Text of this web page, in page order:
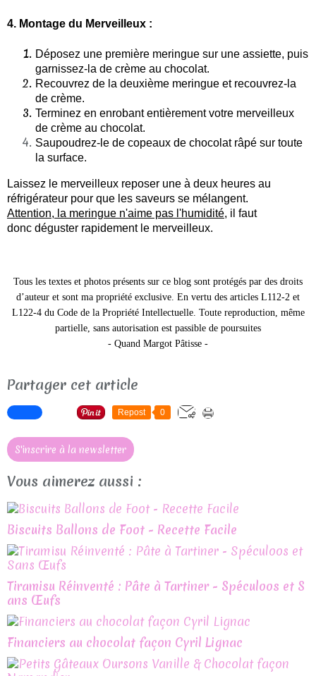
4. Montage du Merveilleux :
Déposez une première meringue sur une assiette, puis
garnissez-la de crème au chocolat.
Recouvrez de la deuxième meringue et recouvrez-la
de crème.
Terminez en enrobant entièrement votre merveilleux
de crème au chocolat.
Saupoudrez-le de copeaux de chocolat râpé sur toute
la surface.
Laissez le merveilleux reposer une à deux heures au
réfrigérateur pour que les saveurs se mélangent.
Attention, la meringue n'aime pas l'humidité, il faut
donc déguster rapidement le merveilleux.
Tous les textes et photos présents sur ce blog sont protégés par des droits
d’auteur et sont ma propriété exclusive. En vertu des articles L112-2 et
L122-4 du Code de la Propriété Intellectuelle. Toute reproduction, même
partielle, sans autorisation est passible de poursuites
- Quand Margot Pâtisse -
Partager cet article
Repost 0
S'inscrire à la newsletter
Vous aimerez aussi :
Biscuits Ballons de Foot - Recette Facile
Tiramisu Réinventé : Pâte à Tartiner - Spéculoos et S
ans Œufs
Financiers au chocolat façon Cyril Lignac